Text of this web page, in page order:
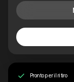
Pronto per il ritiro